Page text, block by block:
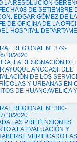
LA RESOLUCIÓN
08 DE SETIEMBRE
EDGAR GÓMEZ DE
DE OFICINA DE LA
HOSPITAL
REGIONAL N° 379-
10/2020
LA DESIGNACIÓN
AYUQUE ANCCASI, DEL
DE LOS
Y URBANAS EN
DE HUANCAVELICA Y
REGIONAL N° 380-
10/2020
LAS PRETENSIONES
A LA EVALUACIÓN Y
VERIFICADO LAS